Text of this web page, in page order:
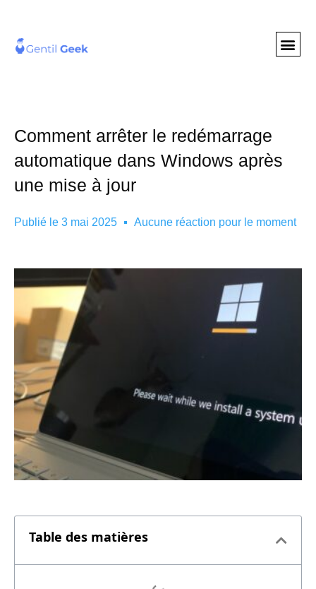
Comment arrêter le redémarrage
automatique dans Windows après
une mise à jour
Publié le 3 mai 2025 Aucune réaction pour le moment
Table des matières